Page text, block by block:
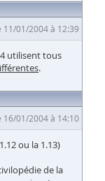
11/01/2004 à 12:39
utilisent tous
.
16/01/2004 à 14:10
ou la 1.13)
de la